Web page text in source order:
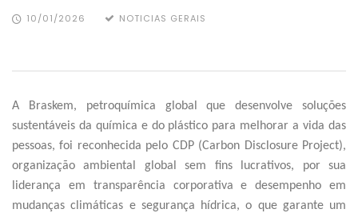
10/01/2026 NOTICIAS GERAIS
A Braskem, petroquímica global que desenvolve soluções
sustentáveis da química e do plástico para melhorar a vida das
pessoas, foi reconhecida pelo CDP (Carbon Disclosure Project),
organização ambiental global sem fins lucrativos, por sua
liderança em transparência corporativa e desempenho em
mudanças climáticas e segurança hídrica, o que garante um